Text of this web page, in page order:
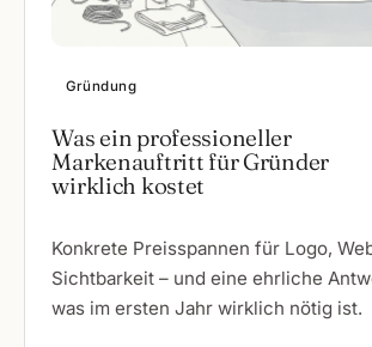
Gründung
Was ein professioneller
Markenauftritt für Gründer
wirklich kostet
Konkrete Preisspannen für Logo,
Sichtbarkeit – und eine ehrliche
was im ersten Jahr wirklich nötig ist.